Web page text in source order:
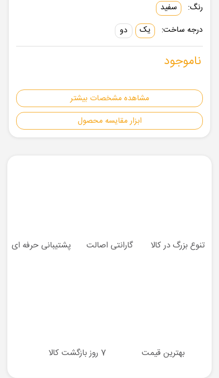
مشاهده مشخصات بیشتر
ابزار مقایسه محصول
رنگ:
سفید
درجه ساخت:
یک دو
ناموجود
تنوع بزرگ در کالا گارانتی اصالت پشتیبانی حرفه ای
بهترین قیمت 7 روز بازگشت کالا